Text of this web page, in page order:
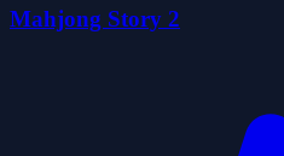
Mahjong Story 2